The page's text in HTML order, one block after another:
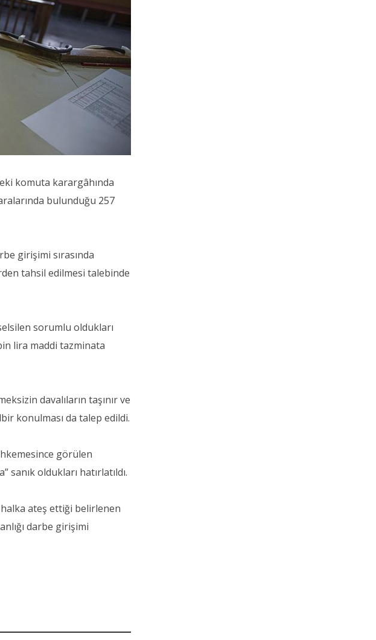
komuta karargâhında
bulunduğu 257
girişimi sırasında
tahsil edilmesi talebinde
sorumlu oldukları
lira maddi tazminata
davalıların taşınır ve
konulması da talep edildi.
görülen
oldukları hatırlatıldı.
halka ateş ettiği belirlenen
darbe girişimi